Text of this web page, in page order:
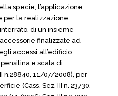
specie, l’applicazione
per la realizzazione,
di un insieme
finalizzate ad
accessi all’edificio
e scala di
n.28840, 11/07/2008), per
(Cass. Sez. III n. 23730,